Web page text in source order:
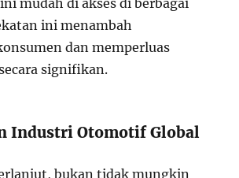
mudah di akses di berbagai
ini menambah
dan memperluas
signifikan.
Industri Otomotif Global
bukan tidak mungkin